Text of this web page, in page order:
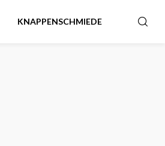
KNAPPENSCHMIEDE